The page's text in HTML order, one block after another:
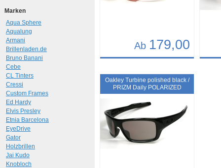
Ab 179,00
Art.-Nr.: 9894
Oakley Turbine polished black /
PRIZM Daily POLARIZED
Marken
Aqua Sphere
Aqualung
Armani
Brillenladen.de
Bruno Banani
Cebe
CL Tinters
Cressi
Custom Frames
Ed Hardy
Elvis Presley
Etnia Barcelona
EyeDrive
Gator
Holzbrillen
Jai Kudo
Knobloch